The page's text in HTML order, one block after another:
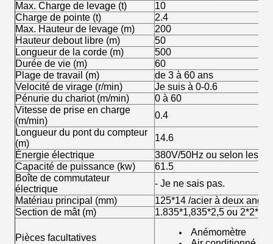
Max. Charge de levage (t)
10
Charge de pointe (t)
2.4
Max. Hauteur de levage (m)
200
Hauteur debout libre (m)
50
Longueur de la corde (m)
500
Durée de vie (m)
60
Plage de travail (m)
de 3 à 60 ans
Velocité de virage (r/min)
Je suis à 0-0.6
Pénurie du chariot (m/min)
0 à 60
Vitesse de prise en charge
(m/min)
0.4
Longueur du pont du compteur
(m)
14.6
Énergie électrique
380V/50Hz ou selon les
Capacité de puissance (kw)
61.5
Boîte de commutateur
électrique
- Je ne sais pas.
Matériau principal (mm)
125*14 /acier à deux
Section de mât (m)
1.835*1,835*2,5 ou 2*2*3m
Pièces facultatives
Anémomètre